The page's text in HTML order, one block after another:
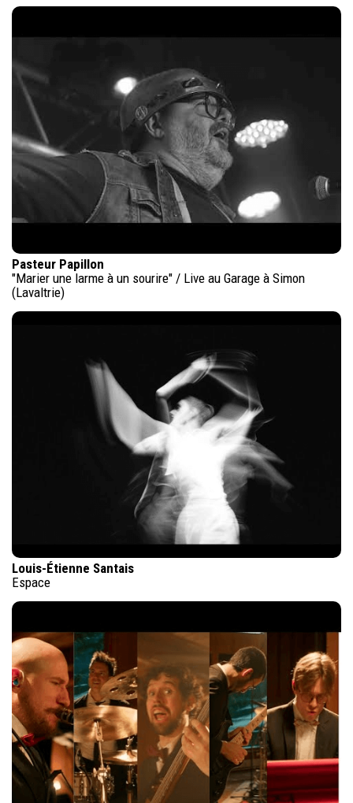
Pasteur Papillon
"Marier une larme à un sourire" / Live au Garage à Simon
(Lavaltrie)
Louis-Étienne Santais
Espace